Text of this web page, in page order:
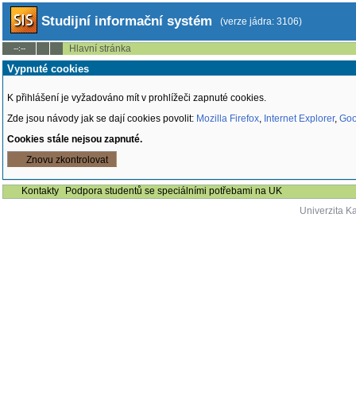
Studijní informační systém (verze jádra: 3106)
--:-- Hlavní stránka
Vypnuté cookies
K přihlášení je vyžadováno mít v prohlížeči zapnuté cookies.
Zde jsou návody jak se dají cookies povolit: Mozilla Firefox, Internet Explorer,
Cookies stále nejsou zapnuté.
Znovu zkontrolovat
Kontakty
Podpora studentů se speciálními potřebami na UK
Univerzita